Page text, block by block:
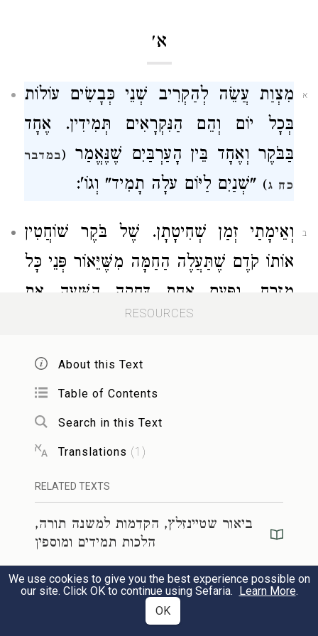
א׳
א
מִצְוַת עֲשֵׂה לְהַקְרִיב שְׁנֵי כְּבָשִׂים עוֹלוֹת
בְּכָל יוֹם וְהֵם הַנִּקְרָאִים תְּמִידִין. אֶחָד
בַּבֹּקֶר וְאֶחָד בֵּין הָעַרְבַּיִם שֶׁנֶּאֱמַר (במדבר
כח ג) "שְׁנַיִם לַיּוֹם עלָה תָמִיד" וְגוֹ':
ב
וְאֵימָתַי זְמַן שְׁחִיטָתָן. שֶׁל בֹּקֶר שׁוֹחֲטִין
אוֹתוֹ קֹדֶם שֶׁתַּעֲלֶה הַחַמָּה מִשֶּׁיֵּאוֹר פְּנֵי כָּל
מִזְרָח. ופַּעַם אַחַת דָּחֲקָה הַשָּׁעָה אֶת
הַצִּבּוּר בְּבַיִת שֵׁנִי וְהִקְרִיבוּ תָּמִיד שֶׁל שַׁחַר
תָּמִיד שֶׁל בֵּין הָעַרְבַּיִם שׁוֹחֲטִין אוֹתוֹ
מִשֶּׁיַּאֲרִיךְ הַצֵּל וְיֵרָאֶה לַכּל שֶׁהֶאֱרִיךְ. וְהוּא
מִשֵּׁשׁ וּמֶחֱצָה וָמַעְלָה עַד סוֹף הַיּוֹם. וְלֹא
הָיוּ שׁוֹחֲטִין אוֹתוֹ בְּכָל יוֹם אֶלָּא בִּשְׁמוֹנֶה
שָׁעוֹת וּמֶחֱצָה וְקָרֵב בְּתֵשַׁע וּמֶחֱצָה. וְלָמָּה
מְאַחֲרִין אוֹתוֹ שְׁתֵּי שָׁעוֹת אַחַר תְּחִלַּת זְמַן
שְׁחִיטָתוֹ. מִפְּנֵי הַקָּרְבָּנוֹת שֶׁל יְחִידִים אוֹ
שֶׁל צִבּוּר. לְפִי שֶׁאָסוּר לְהַקְרִיב קָרְבָּן כְּלָל
RESOURCES
About this Text
Table of Contents
Search in this Text
Translations (1 )
RELATED TEXTS
ביאור שטיינזלץ, הקדמות למשנה תורה,
הלכות תמידים ומוספין
מפרשים(
13
)
We use cookies to give you the best experience possible on
our site. Click OK to continue using Sefaria. Learn More.
OK